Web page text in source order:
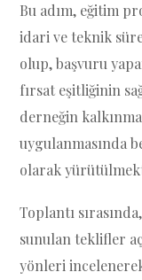
Bu adım, eğitim
idari ve teknik
olup, başvuru
fırsat eşitliğinin
derneğin
uygulanmasında
olarak
Toplantı
sunulan teklifler
yönleri